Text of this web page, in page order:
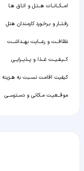
امــکــانــات هــتـل و اتـاق هـا
رفـتــار و بـرخـورد کارمندان هتل
نظافــت و رعـــایت بهــداشــت
کــیـفـیــت غــذا و پــذیــرایــی
کیفیت اقامت نسـبت به هـزینه
موقــعیـت مـکانی و دسـترســی